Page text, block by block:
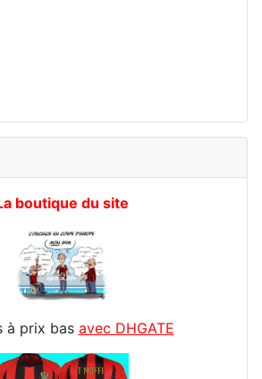
boutique du site
à prix bas avec DHGATE